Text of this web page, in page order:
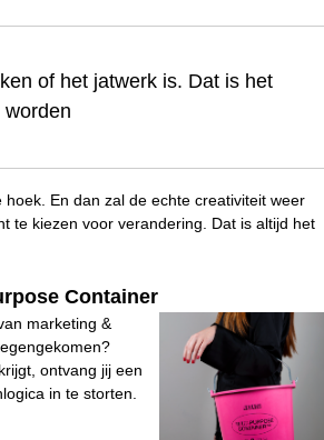
of het jatwerk is. Dat is het
En dan zal de echte creativiteit weer
te kiezen voor verandering. Dat is altijd het
Container
marketing &
ontvang jij een
in te storten.